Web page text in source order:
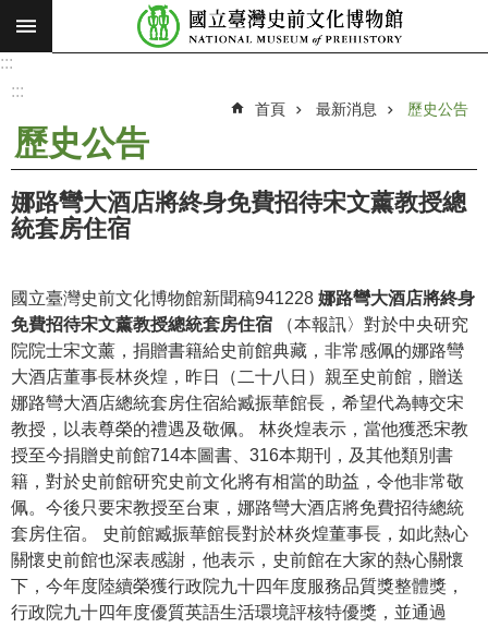
跳到主要內容區塊
搜
願
使
命
新
消
息
參
觀
展
覽
學
習
探
索
:::
:::
首頁 最新消息 歷史公告
歷史公告
娜路彎大酒店將終身免費招待宋文薰教授總
統套房住宿
國立臺灣史前文化博物館新聞稿941228 娜路彎大酒店將終身
免費招待宋文薰教授總統套房住宿 （本報訊〉對於中央研究
院院士宋文薰，捐贈書籍給史前館典藏，非常感佩的娜路彎
大酒店董事長林炎煌，昨日（二十八日）親至史前館，贈送
娜路彎大酒店總統套房住宿給臧振華館長，希望代為轉交宋
教授，以表尊榮的禮遇及敬佩。 林炎煌表示，當他獲悉宋教
授至今捐贈史前館714本圖書、316本期刊，及其他類別書
籍，對於史前館研究史前文化將有相當的助益，令他非常敬
佩。今後只要宋教授至台東，娜路彎大酒店將免費招待總統
套房住宿。 史前館臧振華館長對於林炎煌董事長，如此熱心
關懷史前館也深表感謝，他表示，史前館在大家的熱心關懷
下，今年度陸續榮獲行政院九十四年度服務品質獎整體獎，
行政院九十四年度優質英語生活環境評核特優獎，並通過